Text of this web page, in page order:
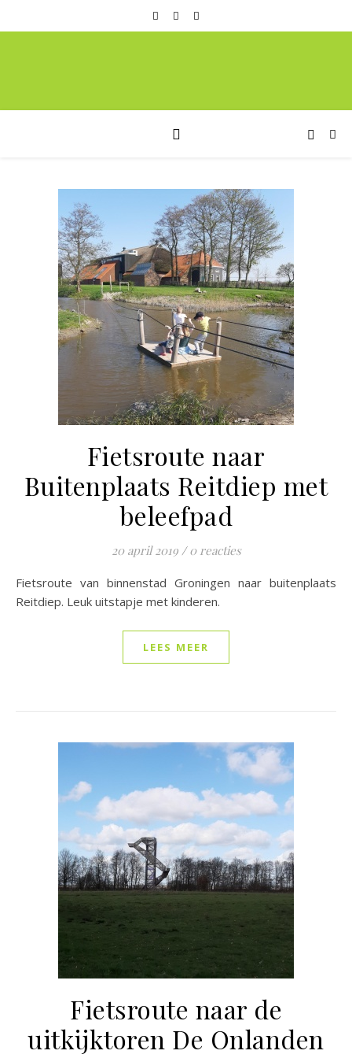
Fietsroute naar
Buitenplaats Reitdiep met
beleefpad
20 april 2019 / 0 reacties
Fietsroute van binnenstad Groningen naar buitenplaats
Reitdiep. Leuk uitstapje met kinderen.
LEES MEER
Fietsroute naar de
uitkijktoren De Onlanden